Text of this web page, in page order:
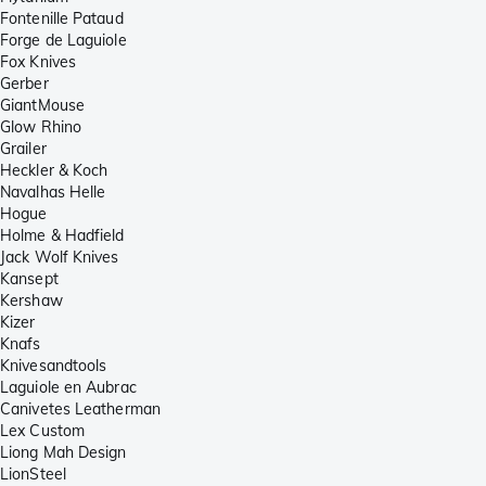
Fontenille Pataud
Forge de Laguiole
Fox Knives
Gerber
GiantMouse
Glow Rhino
Grailer
Heckler & Koch
Navalhas Helle
Hogue
Holme & Hadfield
Jack Wolf Knives
Kansept
Kershaw
Kizer
Knafs
Knivesandtools
Laguiole en Aubrac
Canivetes Leatherman
Lex Custom
Liong Mah Design
LionSteel